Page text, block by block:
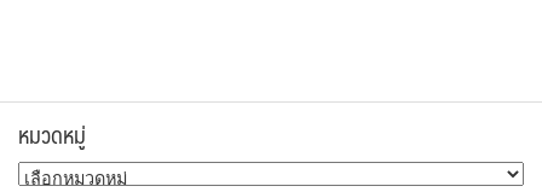
หมวดหมู่
หมวด